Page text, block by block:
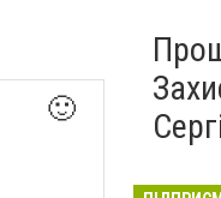
🙂